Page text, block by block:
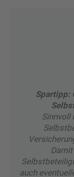
Spartipp:
Sinnvoll
auch